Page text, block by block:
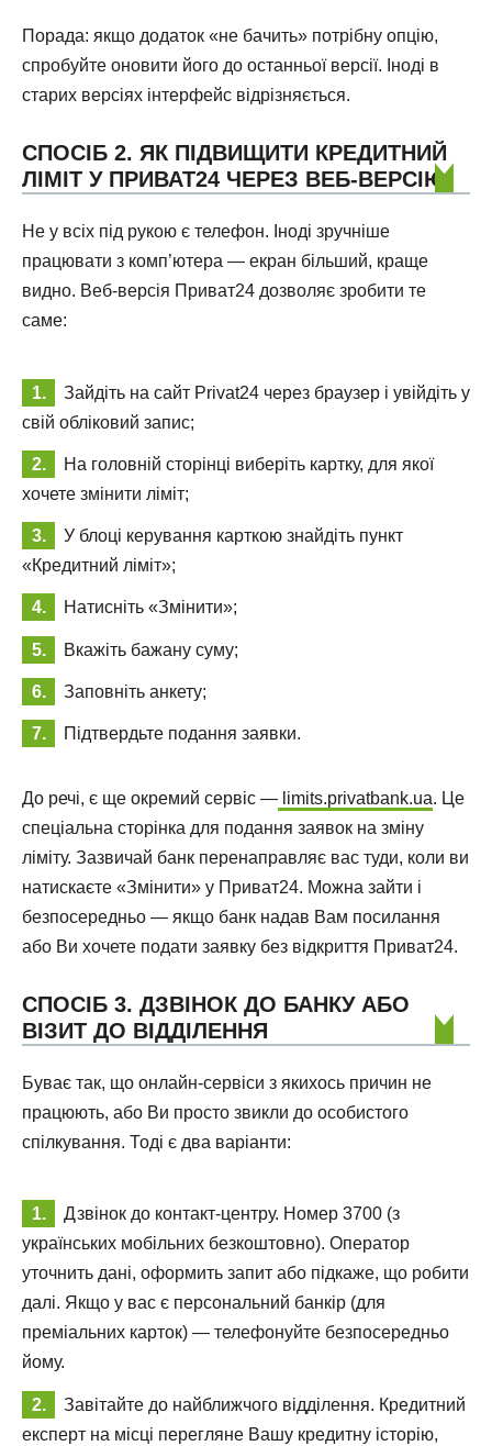
Порада: якщо додаток «не бачить» потрібну опцію,
спробуйте оновити його до останньої версії. Іноді в
старих версіях інтерфейс відрізняється.
СПОСІБ 2. ЯК ПІДВИЩИТИ КРЕДИТНИЙ
ЛІМІТ У ПРИВАТ24 ЧЕРЕЗ ВЕБ-ВЕРСІЮ
Не у всіх під рукою є телефон. Іноді зручніше
працювати з комп’ютера — екран більший, краще
видно. Веб-версія Приват24 дозволяє зробити те
саме:
Зайдіть на сайт Privat24 через браузер і увійдіть у
свій обліковий запис;
На головній сторінці виберіть картку, для якої
хочете змінити ліміт;
У блоці керування карткою знайдіть пункт
«Кредитний ліміт»;
Натисніть «Змінити»;
Вкажіть бажану суму;
Заповніть анкету;
Підтвердьте подання заявки.
До речі, є ще окремий сервіс — limits.privatbank.ua. Це
спеціальна сторінка для подання заявок на зміну
ліміту. Зазвичай банк перенаправляє вас туди, коли ви
натискаєте «Змінити» у Приват24. Можна зайти і
безпосередньо — якщо банк надав Вам посилання
або Ви хочете подати заявку без відкриття Приват24.
СПОСІБ 3. ДЗВІНОК ДО БАНКУ АБО
ВІЗИТ ДО ВІДДІЛЕННЯ
Буває так, що онлайн-сервіси з якихось причин не
працюють, або Ви просто звикли до особистого
спілкування. Тоді є два варіанти:
Дзвінок до контакт-центру. Номер 3700 (з
українських мобільних безкоштовно). Оператор
уточнить дані, оформить запит або підкаже, що робити
далі. Якщо у вас є персональний банкір (для
преміальних карток) — телефонуйте безпосередньо
йому.
Завітайте до найближчого відділення. Кредитний
експерт на місці перегляне Вашу кредитну історію,